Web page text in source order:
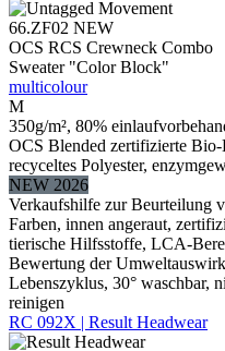
66.ZF02 NEW
OCS RCS Crewneck Combo
Sweater "Color Block"
multicolour
M
350g/m², 80%
OCS Blended zertifizierte
recyceltes Polyester,
NEW 2026
Verkaufshilfe zur Beurteilung
Farben, innen angeraut,
tierische Hilfsstoffe, LCA-
Bewertung der
Lebenszyklus, 30° waschbar,
reinigen
RC 092X | Result Headwear